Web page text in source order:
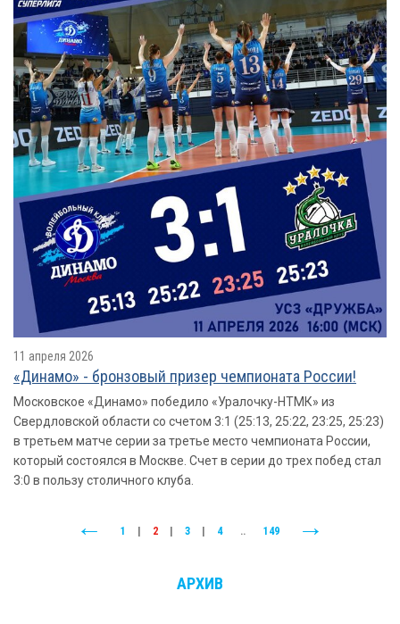
11 апреля 2026
«Динамо» - бронзовый призер чемпионата России!
Московское «Динамо» победило «Уралочку-НТМК» из
Свердловской области со счетом 3:1 (25:13, 25:22, 23:25, 25:23)
в третьем матче серии за третье место чемпионата России,
который состоялся в Москве. Счет в серии до трех побед стал
3:0 в пользу столичного клуба.
1 2 3 4 .. 149
АРХИВ